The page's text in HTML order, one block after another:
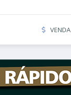
VENDA